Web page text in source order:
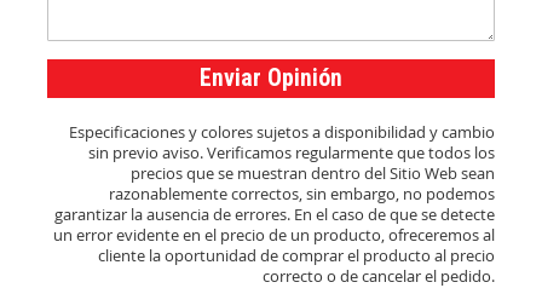
Enviar Opinión
Especificaciones y colores sujetos a disponibilidad y cambio
sin previo aviso. Verificamos regularmente que todos los
precios que se muestran dentro del Sitio Web sean
razonablemente correctos, sin embargo, no podemos
garantizar la ausencia de errores. En el caso de que se detecte
un error evidente en el precio de un producto, ofreceremos al
cliente la oportunidad de comprar el producto al precio
correcto o de cancelar el pedido.